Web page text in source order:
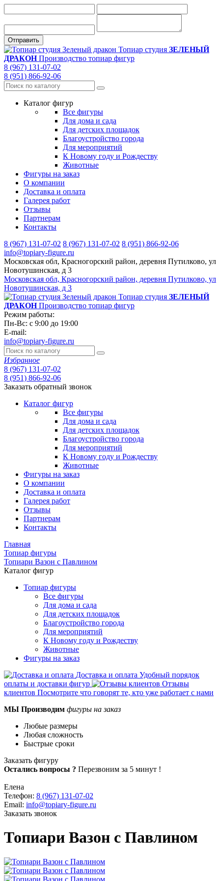
Топиар студия ЗЕЛЕНЫЙ
ДРАКОНПроизводство топиар фигур
8 (967) 131-07-02
8 (951) 866-92-06
Каталог фигур
Все фигуры
Для дома и сада
Для детских площадок
Благоустройство города
Для мероприятий
К Новому году и Рождеству
Животные
Фигуры на заказ
О компании
Доставка и оплата
Галерея работ
Отзывы
Партнерам
Контакты
8 (967) 131-07-02 8 (967) 131-07-02 8 (951) 866-92-06
info@topiary-figure.ru
Московская обл, Красногорский район, деревня Путилково, ул
Новотушинская, д 3
Московская обл, Красногорский район, деревня Путилково, ул
Новотушинская, д 3
Топиар студия ЗЕЛЕНЫЙ
ДРАКОНПроизводство топиар фигур
Режим работы:
Пн-Вс: с 9:00 до 19:00
E-mail:
info@topiary-figure.ru
Избранное
8 (967) 131-07-02
8 (951) 866-92-06
Заказать обратный звонок
Каталог фигур
Все фигуры
Для дома и сада
Для детских площадок
Благоустройство города
Для мероприятий
К Новому году и Рождеству
Животные
Фигуры на заказ
О компании
Доставка и оплата
Галерея работ
Отзывы
Партнерам
Контакты
Главная
Топиар фигуры
Топиари Вазон с Павлином
Каталог фигур
Топиар фигуры
Все фигуры
Для дома и сада
Для детских площадок
Благоустройство города
Для мероприятий
К Новому году и Рождеству
Животные
Фигуры на заказ
Доставка и оплата Удобный порядок
оплаты и доставки фигур
Отзывы
клиентов Посмотрите что говорят те, кто уже работает с нами
МЫ Производим фигуры на заказ
Любые размеры
Любая сложность
Быстрые сроки
Заказать фигуру
Остались вопросы ? Перезвоним за 5 минут !
Елена
Телефон: 8 (967) 131-07-02
Email: info@topiary-figure.ru
Заказать звонок
Топиари Вазон с Павлином